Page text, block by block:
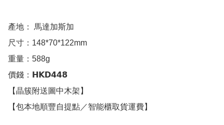
產地： 馬達加斯加
尺寸：148*70*122mm
重量：588g
價錢：𝗛𝗞𝗗𝟰𝟰𝟴
【晶簇附送圖中木架】
【包本地順豐自提點／智能櫃取貨運費】